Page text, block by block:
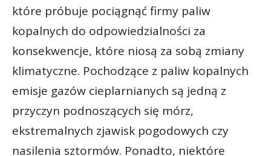
które próbuje pociągnąć firmy paliw
kopalnych do odpowiedzialności za
konsekwencje, które niosą za sobą zmiany
klimatyczne. Pochodzące z paliw kopalnych
emisje gazów cieplarnianych są jedną z
przyczyn podnoszących się mórz,
ekstremalnych zjawisk pogodowych czy
nasilenia sztormów. Ponadto, niektóre